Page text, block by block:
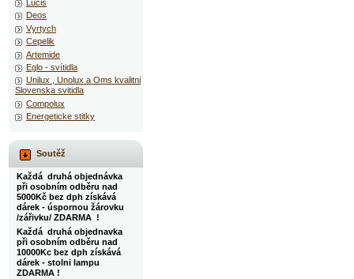
Lucis
Deos
Vyrtych
Cepelik
Artemide
Eglo - svítidla
Unilux , Unolux a Oms kvalitni
Slovenska svitidla
Compolux
Energeticke stitky
Soutěž
Každá druhá objednávka
při osobním odběru nad
5000Kč bez dph získává
dárek - úspornou žárovku
/zářivku/ ZDARMA !
Každá druhá objednavka
při osobním odběru nad
10000Kc bez dph získává
dárek - stolni lampu
ZDARMA !